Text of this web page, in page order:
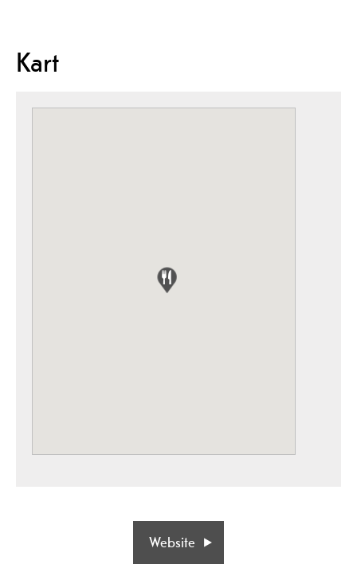
Kart
Website